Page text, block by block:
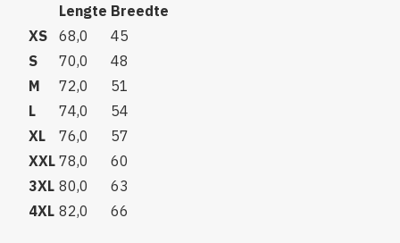
Lengte Breedte
XS
68,0
45
S
70,0
48
M
72,0
51
L
74,0
54
XL
76,0
57
XXL 78,0
60
3XL 80,0
63
4XL 82,0 66